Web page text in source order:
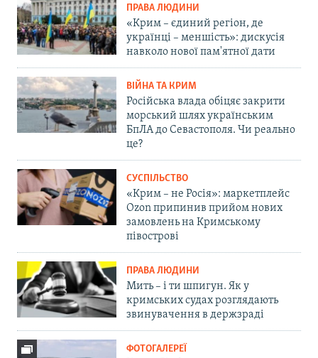
ПРАВА ЛЮДИНИ
«Крим – єдиний регіон, де
українці – меншість»: дискусія
навколо нової пам'ятної дати
ВІЙНА ТА КРИМ
Російська влада обіцяє закрити
морський шлях українським
БпЛА до Севастополя. Чи реально
це?
СУСПІЛЬСТВО
«Крим – не Росія»: маркетплейс
Ozon припинив прийом нових
замовлень на Кримському
півострові
ПРАВА ЛЮДИНИ
Мить – і ти шпигун. Як у
кримських судах розглядають
звинувачення в держзраді
ФОТОГАЛЕРЕЇ